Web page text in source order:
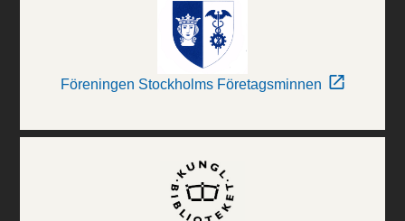
Föreningen Stockholms Företagsminnen